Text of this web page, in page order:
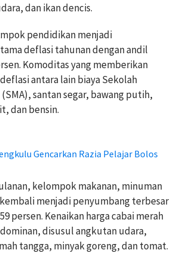
dan ikan dencis.
pendidikan menjadi
deflasi tahunan dengan andil
Komoditas yang memberikan
antara lain biaya Sekolah
santan segar, bawang putih,
dan bensin.
Gencarkan Razia Pelajar Bolos
kelompok makanan, minuman
menjadi penyumbang terbesar
persen. Kenaikan harga cabai merah
disusul angkutan udara,
tangga, minyak goreng, dan tomat.